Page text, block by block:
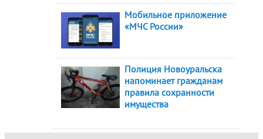
Мобильное приложение
«МЧС России»
Полиция Новоуральска
напоминает гражданам
правила сохранности
имущества